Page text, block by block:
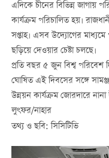
এদিকে চীনের বিভিন্ন জাগায়
কার্যক্রম পরিচালিত হয়।
সপ্তাহ। এসব উদ্যোগের
ছড়িয়ে দেওয়ার চেষ্টা চলছে।
প্রতি বছর ৫ জুন বিশ্ব পরিবেশ
ঘোষিত এই দিবসের সঙ্গে
উন্নয়ন কার্যক্রম জোরদারে
লুৎফর/নাহার
তথ্য ও ছবি: সিসিটিভি